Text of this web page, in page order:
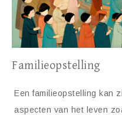
Familieopstelling
Een familieopstelling kan
aspecten van het leven